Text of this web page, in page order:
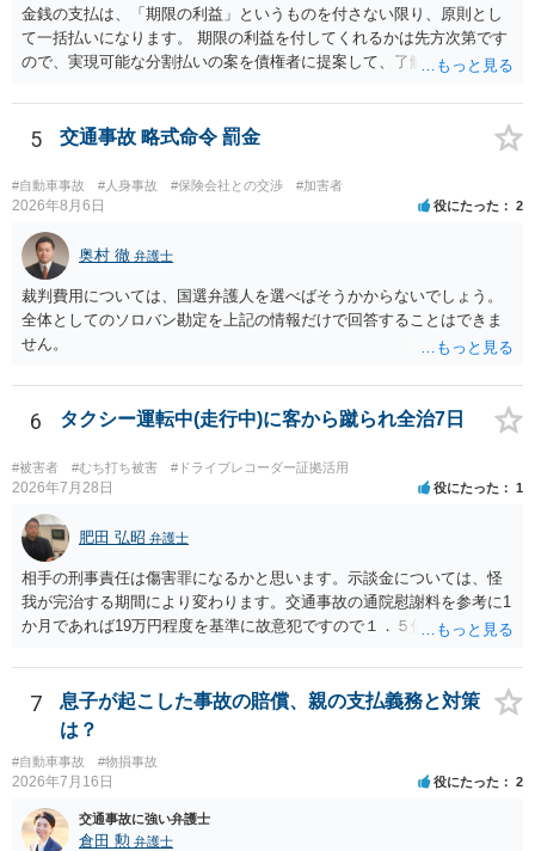
金銭の支払は、「期限の利益」というものを付さない限り、原則とし
て一括払いになります。 期限の利益を付してくれるかは先方次第です
ので、実現可能な分割払いの案を債権者に提案して、了解してもらえ
5 交通事故 略式命令 罰金
#自動車事故 #人身事故 #保険会社との交渉 #加害者
2026年8月6日 役にたった 2
奥村 徹 弁護士
裁判費用については、国選弁護人を選べばそうかからないでしょう。
全体としてのソロバン勘定を上記の情報だけで回答することはできま
せん。
6 タクシー運転中(走行中)に客から蹴られ全治7日
#被害者 #むち打ち被害 #ドライブレコーダー証拠活用
2026年7月28日 役にたった 1
肥田 弘昭 弁護士
相手の刑事責任は傷害罪になるかと思います。示談金については、怪
我が完治する期間により変わります。交通事故の通院慰謝料を参考に1
か月であれば19万円程度を基準に故意犯ですので１．５倍か2倍程度す
上がるかと思います。ご参考にしてください。
7
息子が起こした事故の賠償、親の支払義務と対策
は？
#自動車事故 #物損事故
2026年7月16日 役にたった 2
交通事故に強い弁護士
倉田 勲 弁護士